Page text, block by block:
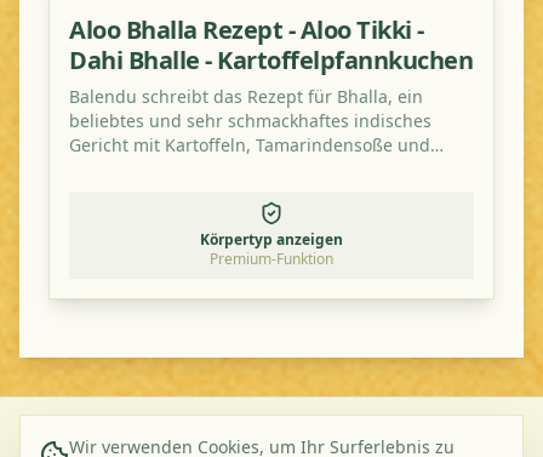
Aloo Bhalla Rezept - Aloo Tikki -
Dahi Bhalle - Kartoffelpfannkuchen
Balendu schreibt das Rezept für Bhalla, ein
beliebtes und sehr schmackhaftes indisches
Gericht mit Kartoffeln, Tamarindensoße und
Körpertyp anzeigen
Premium-Funktion
Wir verwenden Cookies, um Ihr Surferlebnis zu